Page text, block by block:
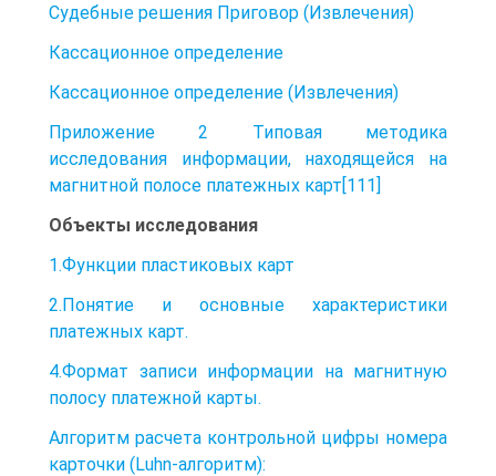
Судебные решения Приговор (Извлечения)
Кассационное определение
Кассационное определение (Извлечения)
Приложение 2 Типовая методика
исследования информации, находящейся на
магнитной полосе платежных карт[111]
Объекты исследования
1.Функции пластиковых карт
2.Понятие и основные характеристики
платежных карт.
4.Формат записи информации на магнитную
полосу платежной карты.
Алгоритм расчета контрольной цифры номера
карточки (Luhn-алгоритм):